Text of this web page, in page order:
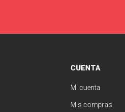
CUENTA
Mi cuenta
Mis compras